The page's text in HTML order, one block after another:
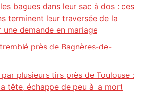
bagues dans leur sac à dos : ces
terminent leur traversée de la
une demande en mariage
près de Bagnères-de-
plusieurs tirs près de Toulouse :
tête, échappe de peu à la mort